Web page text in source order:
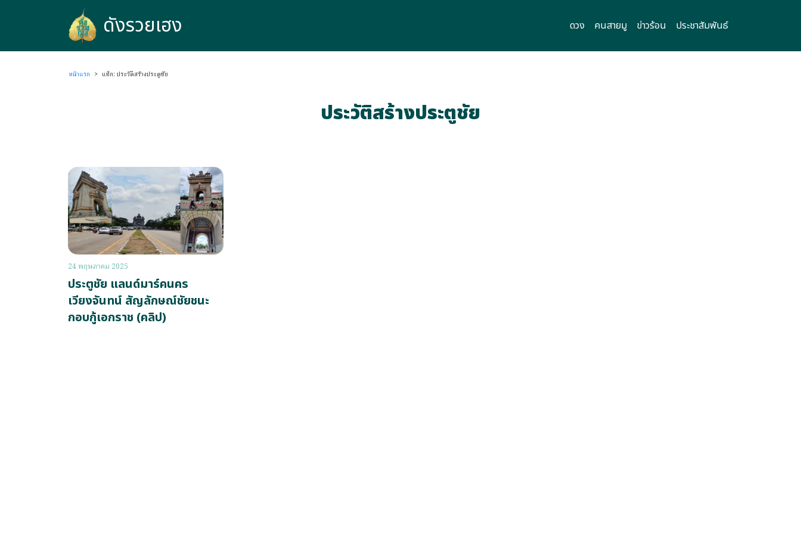
ดังรวยเฮง ดวง คนสายมู ข่าวร้อน ประชาสัมพันธ์
หน้าแรก > แท็ก: ประวัติสร้างประตูชัย
ประวัติสร้างประตูชัย
24 พฤษภาคม 2025
ประตูชัย แลนด์มาร์คนคร
เวียงจันทน์ สัญลักษณ์ชัยชนะ
กอบกู้เอกราช (คลิป)